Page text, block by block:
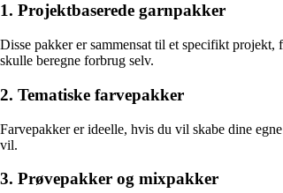
1. Projektbaserede garnpakker
Disse pakker er sammensat til et specifikt
skulle beregne forbrug selv.
2. Tematiske farvepakker
Farvepakker er ideelle, hvis du vil skabe dine
vil.
3. Prøvepakker og mixpakker